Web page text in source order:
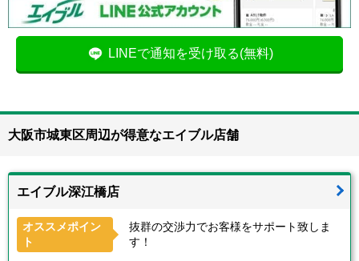
LINEで通知を受け取る(無料)
大阪市城東区周辺が得意なエイブル店舗
エイブル深江橋店
オススメポイン
ト
抜群の交渉力でお客様をサポート致しま
す！